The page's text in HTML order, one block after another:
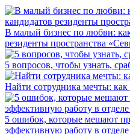
В малый бизнес по любви:
резиденты пространства
5 вопросов, чтобы узнать,
Найти сотрудника мечты:
5 ошибок, которые мешают
эффективную работу в